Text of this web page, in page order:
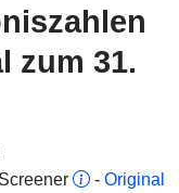
zum 31.
- Original